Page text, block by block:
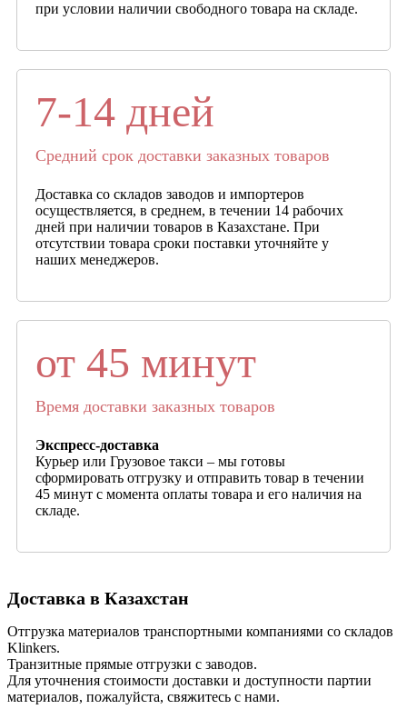
при условии наличии свободного товара на складе.
7-14 дней
Средний срок доставки заказных товаров
Доставка со складов заводов и импортеров
осуществляется, в среднем, в течении 14 рабочих
дней при наличии товаров в Казахстане. При
отсутствии товара сроки поставки уточняйте у
наших менеджеров.
от 45 минут
Время доставки заказных товаров
Экспресс-доставка
Курьер или Грузовое такси – мы готовы
сформировать отгрузку и отправить товар в течении
45 минут с момента оплаты товара и его наличия на
складе.
Доставка в Казахстан
Отгрузка материалов транспортными компаниями со складов
Klinkers.
Транзитные прямые отгрузки с заводов.
Для уточнения стоимости доставки и доступности партии
материалов, пожалуйста, свяжитесь с нами.